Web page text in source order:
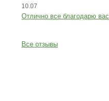
10.07
Отлично все благодарю вас
Все отзывы